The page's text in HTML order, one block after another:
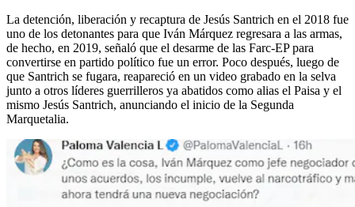
La detención, liberación y recaptura de Jesús Santrich en el 2018 fue
uno de los detonantes para que Iván Márquez regresara a las armas,
de hecho, en 2019, señaló que el desarme de las Farc-EP para
convertirse en partido político fue un error. Poco después, luego de
que Santrich se fugara, reapareció en un video grabado en la selva
junto a otros líderes guerrilleros ya abatidos como alias el Paisa y el
mismo Jesús Santrich, anunciando el inicio de la Segunda
Marquetalia.